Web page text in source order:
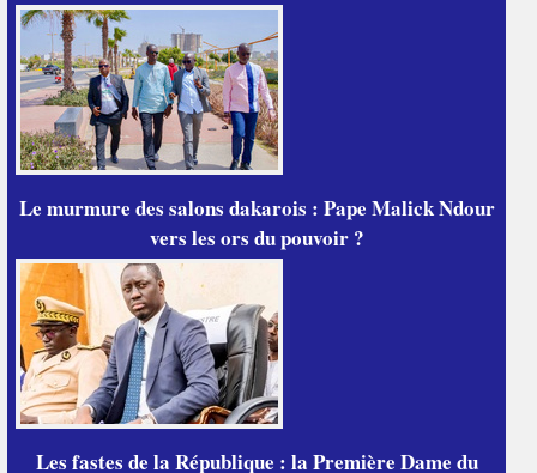
Le murmure des salons dakarois : Pape Malick Ndour
vers les ors du pouvoir ?
Les fastes de la République : la Première Dame du